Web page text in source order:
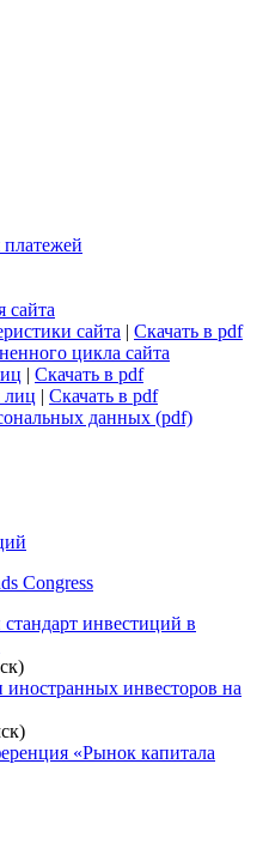
платежей
сайта
сайта | Скачать в pdf
цикла сайта
| Скачать в pdf
лиц | Скачать в pdf
данных (pdf)
Congress
инвестиций в
инвесторов на
«Рынок капитала